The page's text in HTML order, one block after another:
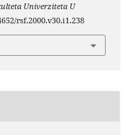
Univerziteta U
rsf.2000.v30.i1.238